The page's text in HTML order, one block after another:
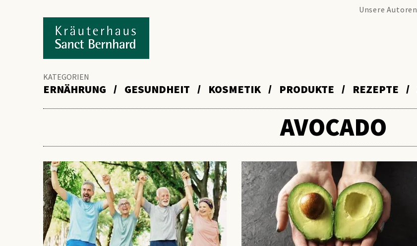
Unsere Autoren
KATEGORIEN
ERNÄHRUNG GESUNDHEIT KOSMETIK PRODUKTE REZEPTE
AVOCADO